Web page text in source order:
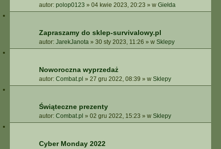
autor: polop0123 » 04 kwie 2023, 20:23 » w Giełda
Zapraszamy do sklep-survivalowy.pl
autor: JarekJanota » 30 sty 2023, 11:26 » w Sklepy
Noworoczna wyprzedaż
autor: Combat.pl » 27 gru 2022, 08:39 » w Sklepy
Świąteczne prezenty
autor: Combat.pl » 02 gru 2022, 15:23 » w Sklepy
Cyber Monday 2022